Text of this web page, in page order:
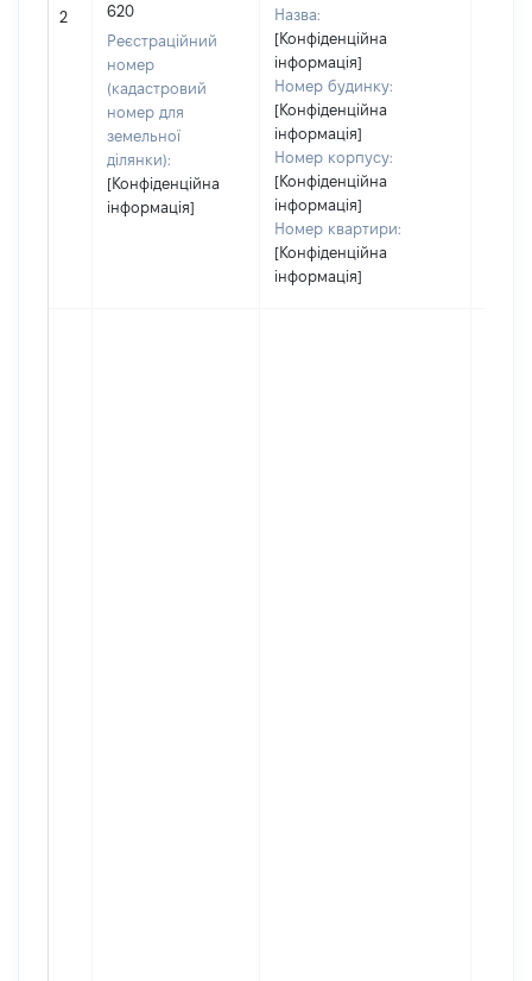
2
620
Реєстраційний
номер
(кадастровий
номер для
земельної
ділянки):
[Конфіденційна
інформація]
Назва:
[Конфіденційна
інформація]
Номер будинку:
[Конфіденційна
інформація]
Номер корпусу:
[Конфіденційна
інформація]
Номер квартири:
[Конфіденційна
інформація]